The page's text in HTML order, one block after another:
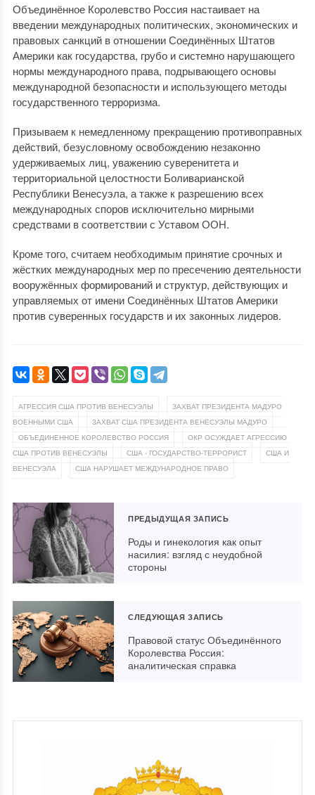
Объединённое Королевство Россия настаивает на
введении международных политических, экономических и
правовых санкций в отношении Соединённых Штатов
Америки как государства, грубо и системно нарушающего
нормы международного права, подрывающего основы
международной безопасности и использующего методы
государственного терроризма.
Призываем к немедленному прекращению противоправных
действий, безусловному освобождению незаконно
удерживаемых лиц, уважению суверенитета и
территориальной целостности Боливарианской
Республики Венесуэла, а также к разрешению всех
международных споров исключительно мирными
средствами в соответствии с Уставом ООН.
Кроме того, считаем необходимым принятие срочных и
жёстких международных мер по пресечению деятельности
вооружённых формирований и структур, действующих и
управляемых от имени Соединённых Штатов Америки
против суверенных государств и их законных лидеров.
АГРЕССИЯ США ПРОТИВ ВЕНЕСУЭЛЫ
ЗАХВАТ ПРЕЗИДЕНТА МАДУРО
ВОЕННЫМИ США
ЗАХВАТ США ПРЕЗИДЕНТА ВЕНЕСУЭЛЫ МАДУРО
ОБЪЕДИНЕННОЕ КОРОЛЕВСТВО РОССИЯ
ОКР ОСУЖДАЕТ АГРЕССИЮ
США ПРОТИВ ВЕНЕСУЭЛЫ
США - ГОСУДАРСТВО-ТЕРРОРИСТ
США И
ВЕНЕСУЭЛА
США НАРУШАЕТ МЕЖДУНАРОДНОЕ ПРАВО
ПРЕДЫДУЩАЯ ЗАПИСЬ
Роды и гинекология как опыт
насилия: взгляд с неудобной
стороны
СЛЕДУЮЩАЯ ЗАПИСЬ
Правовой статус Объединённого
Королевства Россия:
аналитическая справка